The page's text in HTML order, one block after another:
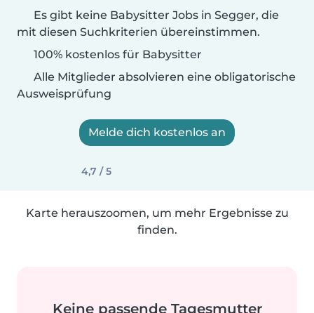
Es gibt keine Babysitter Jobs in Segger, die
mit diesen Suchkriterien übereinstimmen.
100% kostenlos für Babysitter
Alle Mitglieder absolvieren eine obligatorische
Ausweisprüfung
Melde dich kostenlos an
4,7 / 5
Karte herauszoomen, um mehr Ergebnisse zu
finden.
Keine passende Tagesmutter